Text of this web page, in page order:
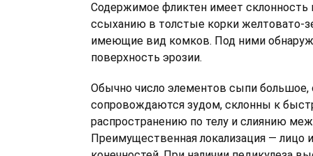
Содержимое фликтен имеет склонность
ссыханию в толстые корки желтовато-
имеющие вид комков. Под ними
поверхность эрозии.
Обычно число элементов сыпи большое,
сопровождаются зудом, склонны к
распространению по телу и слиянию
Преимущественная локализация — лицо